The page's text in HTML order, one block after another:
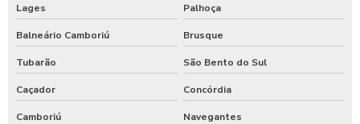
Lages Palhoça
Balneário Camboriú Brusque
Tubarão São Bento do Sul
Caçador Concórdia
Camboriú Navegantes